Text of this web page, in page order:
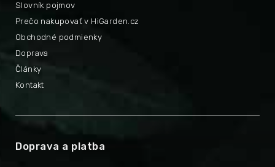
Prečo nakupovať v HiGarden.cz
Obchodné podmienky
Doprava
Články
Slovník pojmov
Kontakt
Doprava a platba